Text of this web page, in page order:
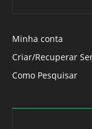
Minha conta
Criar/Recuperar
Como Pesquisar